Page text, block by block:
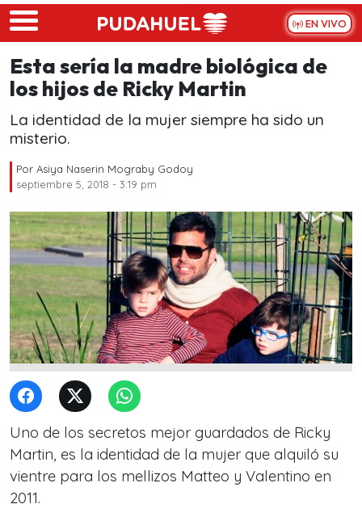
Skip to main content
EN VIVO
Esta sería la madre biológica de
los hijos de Ricky Martin
La identidad de la mujer siempre ha sido un
misterio.
Por Asiya Naserin Mograby Godoy
septiembre 5, 2018 - 3:19 pm
Uno de los secretos mejor guardados de Ricky
Martin, es la identidad de la mujer que alquiló su
vientre para los mellizos Matteo y Valentino en
2011.